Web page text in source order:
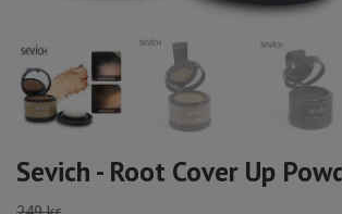
Sevich - Root Cover Up